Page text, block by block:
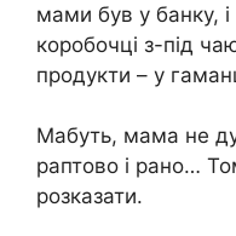
мами був у банку,
коробочці з-під
продукти – у
Мабуть, мама не
раптово і рано…
розказати.